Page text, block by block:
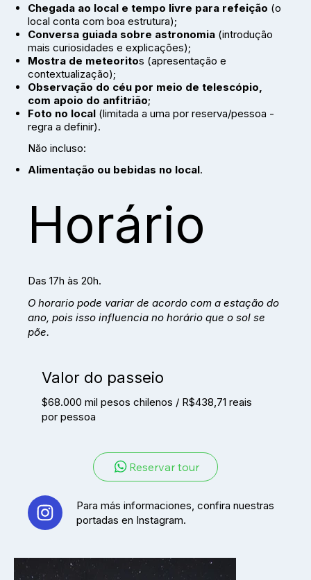
Chegada ao local e tempo livre para refeição (o
local conta com boa estrutura);
Conversa guiada sobre astronomia (introdução
mais curiosidades e explicações);
Mostra de meteoritos (apresentação e
contextualização);
Observação do céu por meio de telescópio,
com apoio do anfitrião;
Foto no local (limitada a uma por reserva/pessoa -
regra a definir).
Não incluso:
Alimentação ou bebidas no local.
Horário
Das 17h às 20h.
O horario pode variar de acordo com a estação do
ano, pois isso influencia no horário que o sol se
põe.
Valor do passeio
$68.000 mil pesos chilenos / R$438,71 reais
por pessoa
Reservar tour
Para más informaciones, confira nuestras
portadas en Instagram.